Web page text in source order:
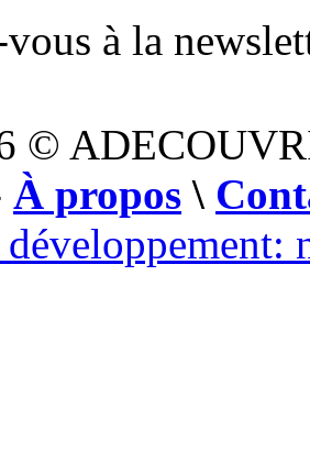
à la
©
À propos \